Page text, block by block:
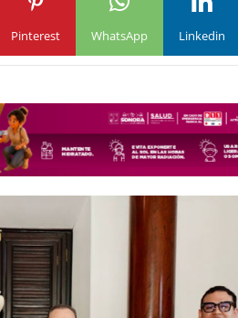
Pinterest WhatsApp Linkedin